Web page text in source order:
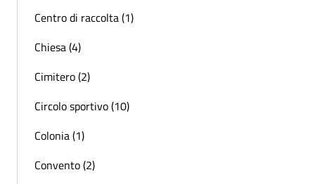
Centro di raccolta (1)
Chiesa (4)
Cimitero (2)
Circolo sportivo (10)
Colonia (1)
Convento (2)